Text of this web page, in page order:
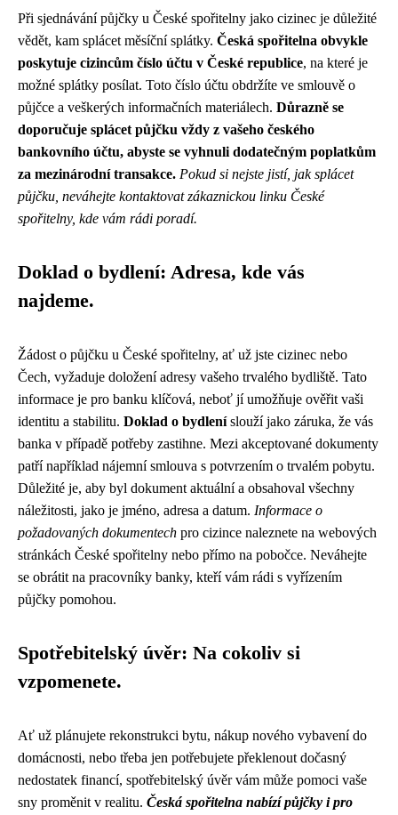
Při sjednávání půjčky u České spořitelny jako cizinec je důležité
vědět, kam splácet měsíční splátky. Česká spořitelna obvykle
poskytuje cizincům číslo účtu v České republice, na které je
možné splátky posílat. Toto číslo účtu obdržíte ve smlouvě o
půjčce a veškerých informačních materiálech. Důrazně se
doporučuje splácet půjčku vždy z vašeho českého
bankovního účtu, abyste se vyhnuli dodatečným poplatkům
za mezinárodní transakce. Pokud si nejste jistí, jak splácet
půjčku, neváhejte kontaktovat zákaznickou linku České
spořitelny, kde vám rádi poradí.
Doklad o bydlení: Adresa, kde vás
najdeme.
Žádost o půjčku u České spořitelny, ať už jste cizinec nebo
Čech, vyžaduje doložení adresy vašeho trvalého bydliště. Tato
informace je pro banku klíčová, neboť jí umožňuje ověřit vaši
identitu a stabilitu. Doklad o bydleníslouží jako záruka, že vás
banka v případě potřeby zastihne. Mezi akceptované dokumenty
patří například nájemní smlouva s potvrzením o trvalém pobytu.
Důležité je, aby byl dokument aktuální a obsahoval všechny
náležitosti, jako je jméno, adresa a datum. Informace o
požadovaných dokumentech pro cizince naleznete na webových
stránkách České spořitelny nebo přímo na pobočce. Neváhejte
se obrátit na pracovníky banky, kteří vám rádi s vyřízením
půjčky pomohou.
Spotřebitelský úvěr: Na cokoliv si
vzpomenete.
Ať už plánujete rekonstrukci bytu, nákup nového vybavení do
domácnosti, nebo třeba jen potřebujete překlenout dočasný
nedostatek financí, spotřebitelský úvěr vám může pomoci vaše
sny proměnit v realitu. Česká spořitelna nabízí půjčky i pro